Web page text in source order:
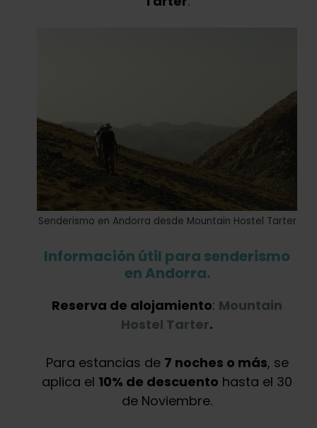
Senderismo en Andorra desde Mountain Hostel Tarter
Información útil para senderismo
en Andorra.
Reserva de alojamiento: Mountain
Hostel Tarter.
Para estancias de 7 noches o más, se
aplica el 10% de descuento hasta el 30
de Noviembre.